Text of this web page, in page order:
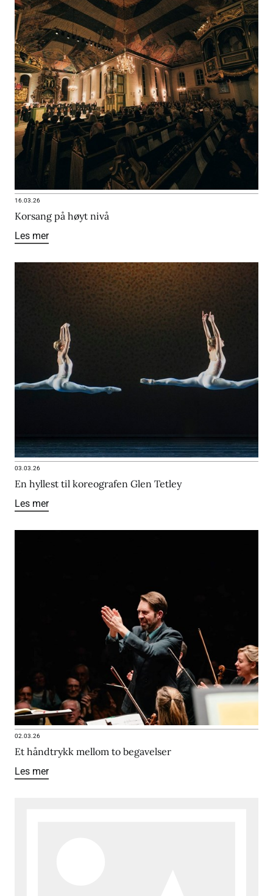
16.03.26
Korsang på høyt nivå
Les mer
03.03.26
En hyllest til koreografen Glen Tetley
Les mer
02.03.26
Et håndtrykk mellom to begavelser
Les mer